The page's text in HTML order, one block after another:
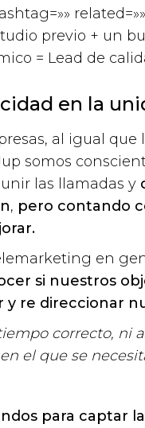
previo + un
= Lead de
en la
al igual que
somos
las llamadas y
, pero contando
en
si nuestros
y re direccionar
correcto, ni
el que se
para captar